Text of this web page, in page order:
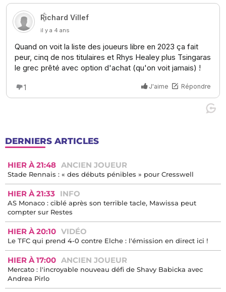
DERNIERS ARTICLES
HIER À 21:48 ANCIEN JOUEUR
Stade Rennais : « des débuts pénibles » pour Cresswell
HIER À 21:33 INFO
AS Monaco : ciblé après son terrible tacle, Mawissa peut
compter sur Restes
HIER À 20:10 VIDÉO
Le TFC qui prend 4-0 contre Elche : l'émission en direct ici !
HIER À 17:00 ANCIEN JOUEUR
Mercato : l'incroyable nouveau défi de Shavy Babicka avec
Andrea Pirlo